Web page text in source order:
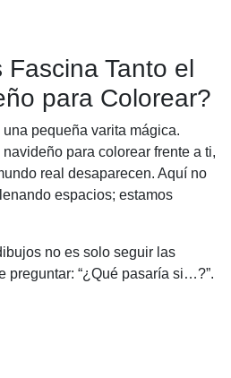
Tanto el
para Colorear?
una pequeña varita mágica.
para colorear frente a ti,
real desaparecen. Aquí no
espacios; estamos
no es solo seguir las
preguntar: “¿Qué pasaría si…?”.